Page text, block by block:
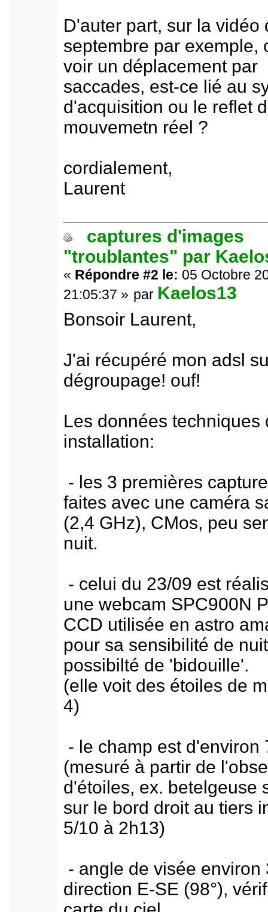
D'auter part, sur la vidéo
septembre par exemple,
voir un déplacement par
saccades, est-ce lié au
d'acquisition ou le reflet
mouvemetn réel ?
cordialement,
Laurent
captures d'images
"troublantes" par
« Répondre #2 le: 05 Octobre
21:05:37 » par Kaelos13
Bonsoir Laurent,
J'ai récupéré mon adsl
dégroupage! ouf!
Les données techniques
installation:
- les 3 premières
faites avec une caméra
(2,4 GHz), CMos, peu
nuit.
- celui du 23/09 est
une webcam SPC900N
CCD utilisée en astro
pour sa sensibilité de
possibilté de 'bidouille'.
(elle voit des étoiles de
4)
- le champ est d'environ
(mesuré à partir de
d'étoiles, ex. betelgeuse
sur le bord droit au tiers
5/10 à 2h13)
- angle de visée environ
direction E-SE (98°),